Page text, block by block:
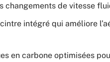
changements de vitesse
intégré qui améliore
en carbone optimisées